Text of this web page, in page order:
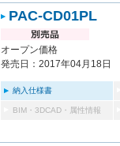
PAC-CD01PL
オープン価格
発売日：2017年04月18日
納入仕様書
BIM・3DCAD・属性情報